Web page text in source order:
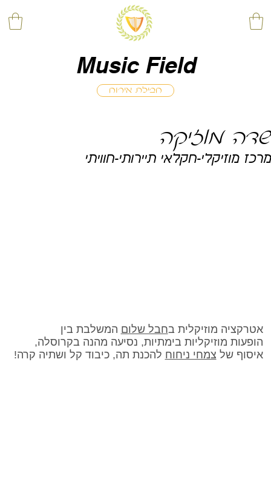
Music Field
חבילת אירוח
אטרקציה מוזיקלית בחבל שלום המשלבת בין
הופעות מוזיקליות בימתיות, נסיעה מהנה בקרוסלה,
איסוף של צמחי ניחוח להכנת תה, כיבוד קל ושתיה קרה!
שדה מוזיקה
מרכז מוזיקלי-חקלאי תיירותי-חוויתי